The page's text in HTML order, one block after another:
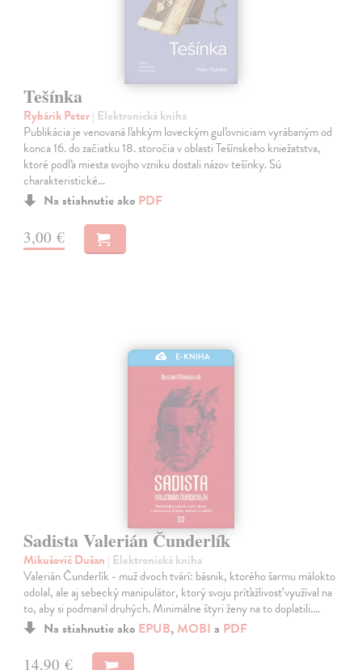
Tešínka
Rybárik Peter| Elektronická kniha
Publikácia je venovaná ľahkým loveckým guľovniciam vyrábaným od
konca 16. do začiatku 18. storočia v oblasti Tešínskeho kniežatstva,
ktoré podľa miesta svojho vzniku dostali názov tešínky. Sú
charakteristické…
Na stiahnutie ako PDF
3,00 €
E-KNIHA
Sadista Valerián Čunderlík
Mikušovič Dušan | Elektronická kniha
Valerián Čunderlík - muž dvoch tvárí: básnik, ktorého šarmu málokto
odolal, ale aj sebecký manipulátor, ktorý svoju príťažlivosť využíval na
to, aby si podmanil druhých. Minimálne štyri ženy na to doplatili.…
Na stiahnutie ako EPUB, MOBI a PDF
14,90 €